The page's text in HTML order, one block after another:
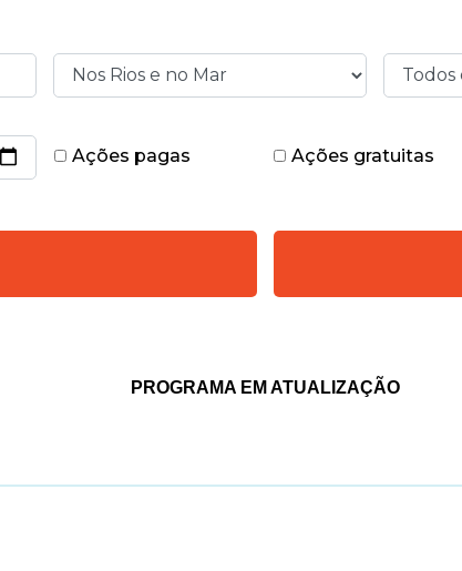
Ações pagas
Ações gratuitas
PROGRAMA EM ATUALIZAÇÃO